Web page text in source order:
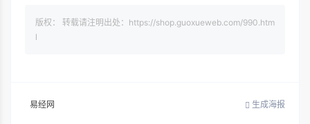
版权： 转载请注明出处：https://shop.guoxueweb.com/990.htm
l
易经网 生成海报